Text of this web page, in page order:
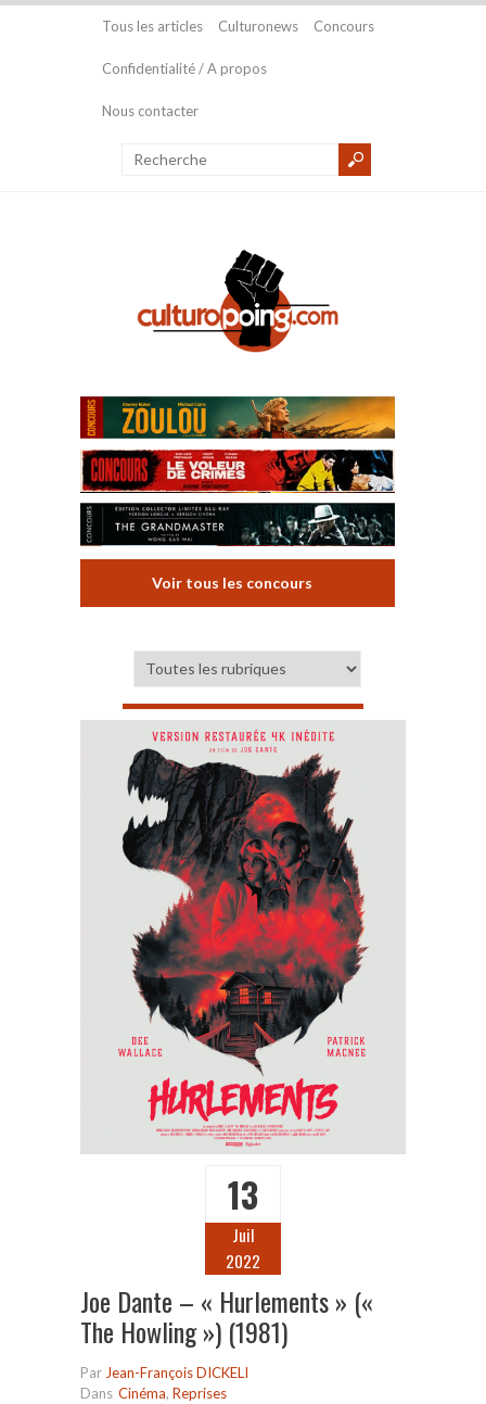
Tous les articles Culturonews Concours
Confidentialité / A propos
Nous contacter
Voir tous les concours
13
Juil
2022
Joe Dante – « Hurlements » («
The Howling ») (1981)
Par Jean-François DICKELI
Dans Cinéma, Reprises